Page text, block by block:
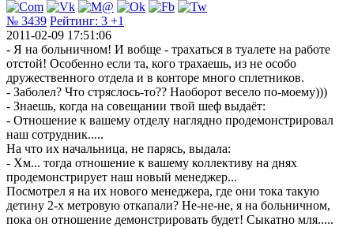
№ 3439 Рейтинг: 3 +1
2011-02-09 17:51:06
- Я на больничном! И вобще - трахаться в туалете на работе
отстой! Особенно если та, кого трахаешь, из не особо
дружественного отдела и в конторе много сплетников.
- Заболел? Что стряслось-то?? Наоборот весело по-моему)))
- Знаешь, когда на совещании твой шеф выдаёт:
- Отношение к вашему отделу наглядно продемонстрировал
наш сотрудник.....
На что их начальница, не парясь, выдала:
- Хм... тогда отношение к вашему коллективу на днях
продемонстрирует наш новый менеджер...
Посмотрел я на их нового менеджера, где они тока такую
детину 2-х метровую откапали? Не-не-не, я на больничном,
пока он отношение демонстрировать будет! Сыкатно мля.....